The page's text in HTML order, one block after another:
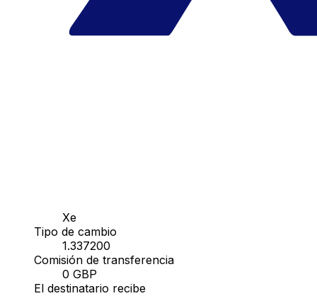
Xe
Tipo de cambio
1.337200
Comisión de transferencia
0 GBP
El destinatario recibe